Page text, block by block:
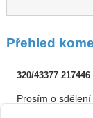
Přehled
320/43377 217446
Prosím o